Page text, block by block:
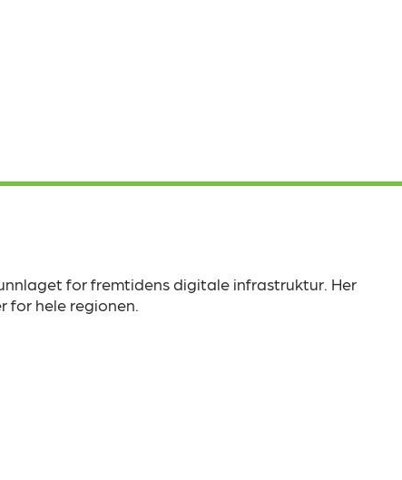
for fremtidens digitale infrastruktur. Her
for hele regionen.